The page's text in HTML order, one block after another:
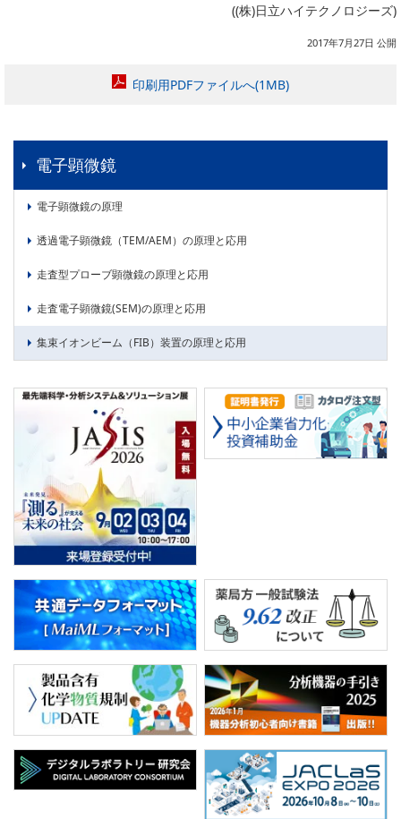
((株)日立ハイテクノロジーズ)
2017年7月27日 公開
印刷用PDFファイルへ(1MB)
電子顕微鏡
電子顕微鏡の原理
透過電子顕微鏡（TEM/AEM）の原理と応用
走査型プローブ顕微鏡の原理と応用
走査電子顕微鏡(SEM)の原理と応用
集束イオンビーム（FIB）装置の原理と応用